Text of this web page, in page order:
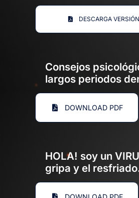
DESCARGA
Consejos
largos periodos
DOWNLOAD PDF
HOLA! soy un
gripa y el